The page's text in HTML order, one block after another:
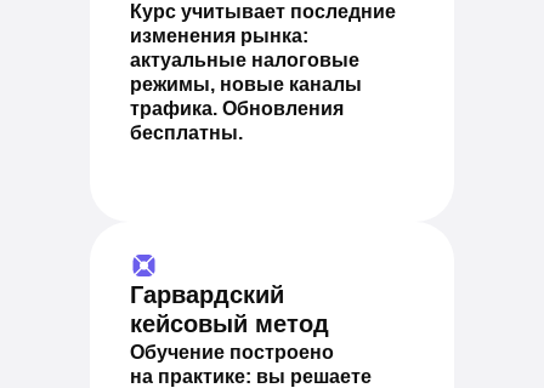
Курс учитывает последние
изменения рынка:
актуальные налоговые
режимы, новые каналы
трафика. Обновления
бесплатны.
Гарвардский
кейсовый метод
Обучение построено
на практике: вы решаете